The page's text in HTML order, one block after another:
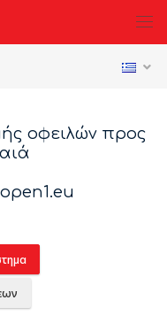
οφειλών προς